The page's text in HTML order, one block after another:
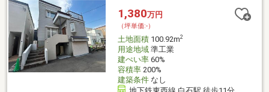
1,380万円
（坪単価:-）
土地面積100.92m2
用途地域準工業
建ぺい率60%
容積率200%
建築条件なし